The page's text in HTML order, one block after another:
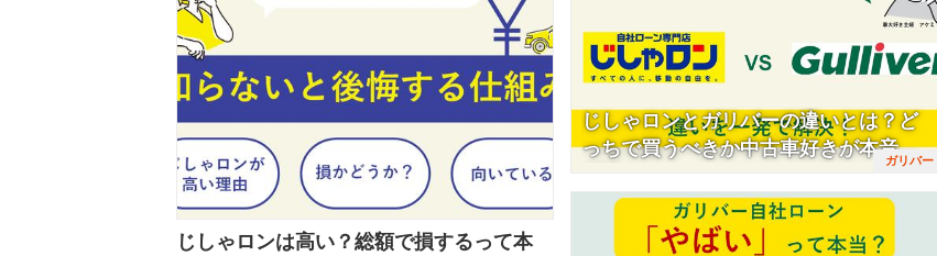
意点を、 主婦目線で分かりやすく解
説していきます。 結論｜ガリバー車
検は「ひどいわけではない」が合う人
を選ぶ まず結論からお伝えします。
ガリバー車検は 「ひどいサービスで
はない」ただし「人によって評価が分
かれる」 というのが正直なところで
す。 特に、...
じしゃロンは高い？総額で損するって本
じしゃロンとガリバーの違いとは？ど
っちで買うべきか中古車好きが本音で
解説